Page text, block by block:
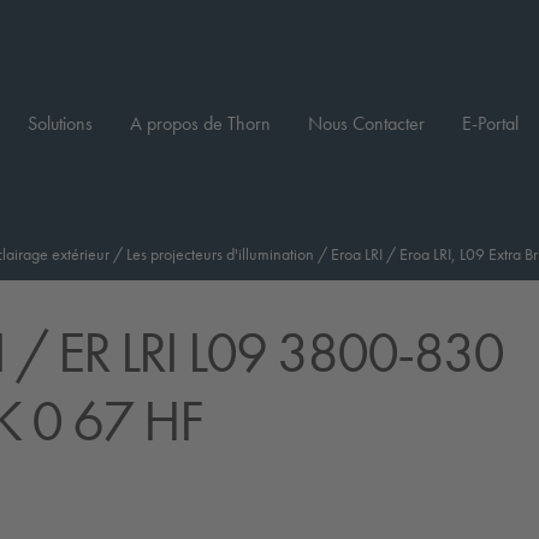
Solutions A propos de Thorn Nous Contacter E-Portal
extérieur / Les projecteurs d'illumination / Eroa LRI / Eroa LRI, L09 Extra
/ ER LRI L09 3800-830
0 67 HF